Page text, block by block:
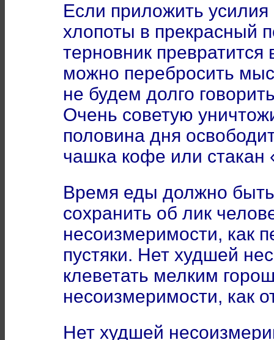
Если приложить
хлопоты в прекрасный
терновник
можно перебросить
не будем долго
Очень советую
половина дня
чашка кофе или стакан
Время еды должно
сохранить об лик
несоизмеримости, как
пустяки. Нет худшей
клеветать мелким
несоизмеримости, как
Нет худшей